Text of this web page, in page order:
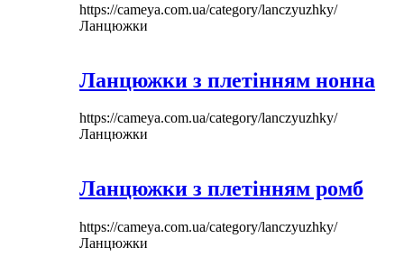
https://cameya.com.ua/category/lanczyuzhky/
Ланцюжки
Ланцюжки з плетінням нонна
https://cameya.com.ua/category/lanczyuzhky/
Ланцюжки
Ланцюжки з плетінням ромб
https://cameya.com.ua/category/lanczyuzhky/
Ланцюжки